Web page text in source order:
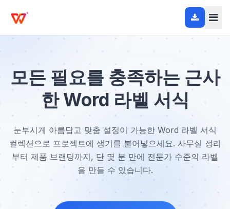
모든 필요를 충족하는 근사
한 Word 라벨 서식
눈부시게 아름답고 맞춤 설정이 가능한 Word 라벨 서식
컬렉션으로 프로젝트에 생기를 불어넣으세요. 사무실 정리
부터 제품 브랜딩까지, 단 몇 분 만에 전문가 수준의 라벨
을 만들 수 있습니다.